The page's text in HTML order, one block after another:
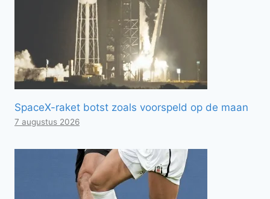
SpaceX-raket botst zoals voorspeld op de maan
7 augustus 2026